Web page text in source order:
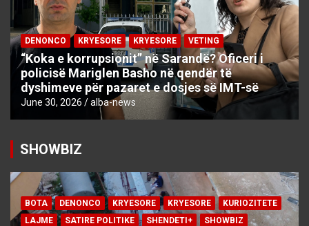
DENONCO KRYESORE KRYESORE VETING
“Koka e korrupsionit” në Sarandë? Oficeri i
policisë Mariglen Basho në qendër të
dyshimeve për pazaret e dosjes së IMT-së
June 30, 2026 alba-news
SHOWBIZ
BOTA DENONCO KRYESORE KRYESORE
KURIOZITETE
LAJME
SATIRE POLITIKE SHENDETI+
SHOWBIZ